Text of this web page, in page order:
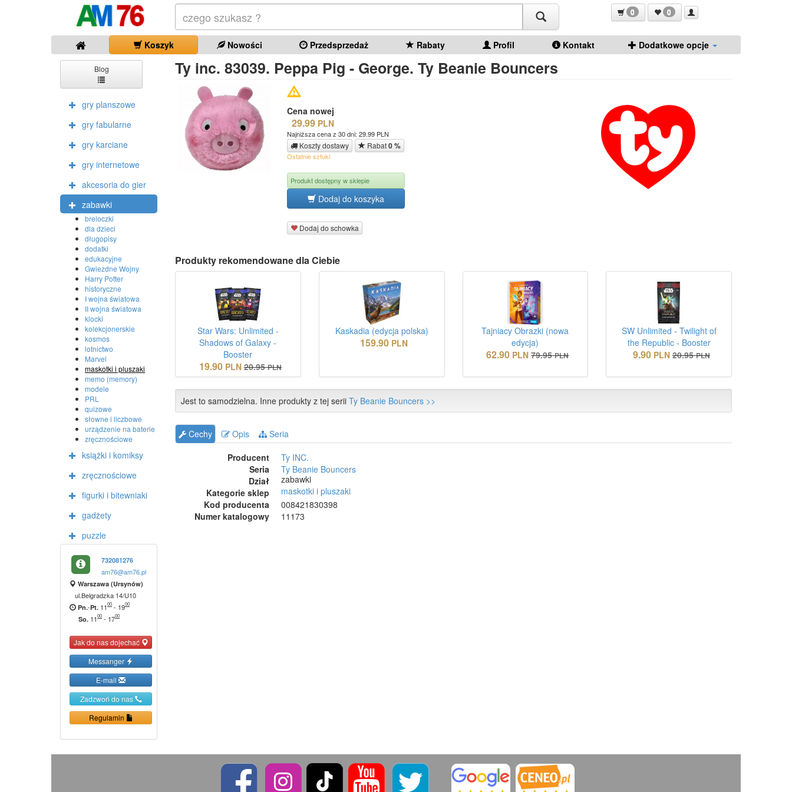
0 0
Koszyk Nowości Przedsprzedaż Rabaty Profil Kontakt Dodatkowe opcje
Blog
gry planszowe
gry fabularne
gry karciane
gry internetowe
akcesoria do gier
zabawki
breloczki
dla dzieci
długopisy
dodatki
edukacyjne
Gwiezdne Wojny
Harry Potter
historyczne
I wojna światowa
II wojna światowa
klocki
kolekcjonerskie
kosmos
lotnictwo
Marvel
maskotki i pluszaki
memo (memory)
modele
PRL
quizowe
słowne i liczbowe
urządzenie na baterie
zręcznościowe
książki i komiksy
zręcznościowe
figurki i bitewniaki
gadżety
puzzle
732081276
am76@am76.pl
Warszawa (Ursynów)
ul.Belgradzka 14/U10
Pn.-Pt. 1100 - 1900
So. 1100 - 1700
Jak do nas dojechać
Messanger
E-mail
Zadzwoń do nas
Regulamin
Ty inc. 83039. Peppa Pig - George. Ty Beanie Bouncers
Cena nowej
29.99 PLN
Najniższa cena z 30 dni: 29.99 PLN
Koszty dostawy Rabat0 %
Ostatnie sztuki
Produkt dostępny w sklepie
Dodaj do koszyka
Dodaj do schowka
Produkty rekomendowane dla Ciebie
Star Wars: Unlimited -
Shadows of Galaxy -
Booster
19.90 PLN 20.95 PLN
Kaskadia (edycja polska)
159.90 PLN
Tajniacy Obrazki (nowa
edycja)
62.90 PLN 79.95 PLN
SW Unlimited - Twilight of
the Republic - Booster
9.90 PLN 20.95 PLN
Jest to samodzielna. Inne produkty z tej serii Ty Beanie Bouncers >>
Cechy Opis
Seria
Producent
Ty INC.
Seria
Ty Beanie Bouncers
Dział
zabawki
Kategorie sklep
maskotki i pluszaki
Kod producenta
008421830398
Numer katalogowy
11173